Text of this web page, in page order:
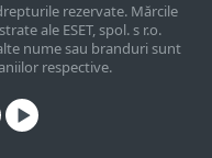
rezervate. Mărcile
ale ESET, spol. s r.o.
nume sau branduri sunt
respective.